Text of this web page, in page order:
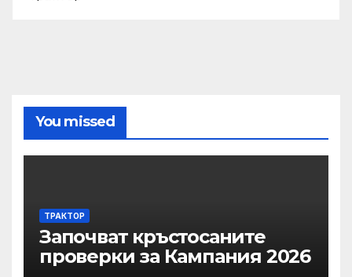
You missed
ТРАКТОР
Започват кръстосаните
проверки за Кампания 2026